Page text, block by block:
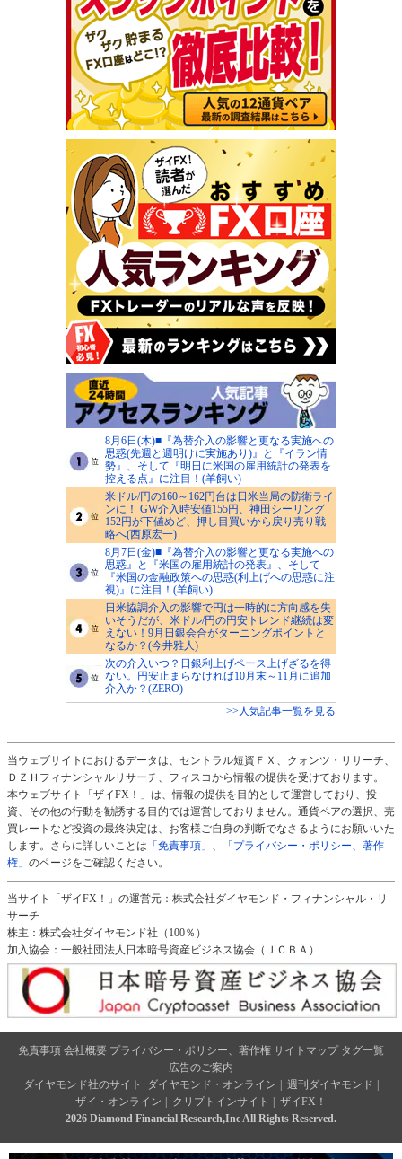
8月6日(木)■『為替介入の影響と更なる実施への
思惑(先週と週明けに実施あり)』と『イラン情
勢』、そして『明日に米国の雇用統計の発表を
控える点』に注目！(羊飼い)
米ドル/円の160～162円台は日米当局の防衛ライ
ンに！ GW介入時安値155円、神田シーリング
152円が下値めど、押し目買いから戻り売り戦
略へ(西原宏一)
8月7日(金)■『為替介入の影響と更なる実施への
思惑』と『米国の雇用統計の発表』、そして
『米国の金融政策への思惑(利上げへの思惑に注
視)』に注目！(羊飼い)
日米協調介入の影響で円は一時的に方向感を失
いそうだが、米ドル/円の円安トレンド継続は変
えない！9月日銀会合がターニングポイントと
なるか？(今井雅人)
次の介入いつ？日銀利上げペース上げざるを得
ない。円安止まらなければ10月末～11月に追加
介入か？(ZERO)
>>人気記事一覧を見る
当ウェブサイトにおけるデータは、セントラル短資ＦＸ、クォンツ・リサーチ、
ＤＺＨフィナンシャルリサーチ、フィスコから情報の提供を受けております。
本ウェブサイト「ザイFX！」は、情報の提供を目的として運営しており、投
資、その他の行動を勧誘する目的では運営しておりません。通貨ペアの選択、売
買レートなど投資の最終決定は、お客様ご自身の判断でなさるようにお願いいた
します。さらに詳しいことは 「免責事項」 、
「プライバシー・ポリシー、著作
権」 のページをご確認ください。
当サイト「ザイFX！」の運営元：株式会社ダイヤモンド・フィナンシャル・リ
サーチ
株主：株式会社ダイヤモンド社（100％）
加入協会：一般社団法人日本暗号資産ビジネス協会（ＪＣＢＡ）
免責事項 会社概要 プライバシー・ポリシー、著作権 サイトマップ タグ一覧
広告のご案内
ダイヤモンド社のサイト
ダイヤモンド・オンライン 週刊ダイヤモンド
ザイ・オンライン
クリプトインサイト
ザイFX！
2026 Diamond Financial Research,Inc All Rights Reserved.